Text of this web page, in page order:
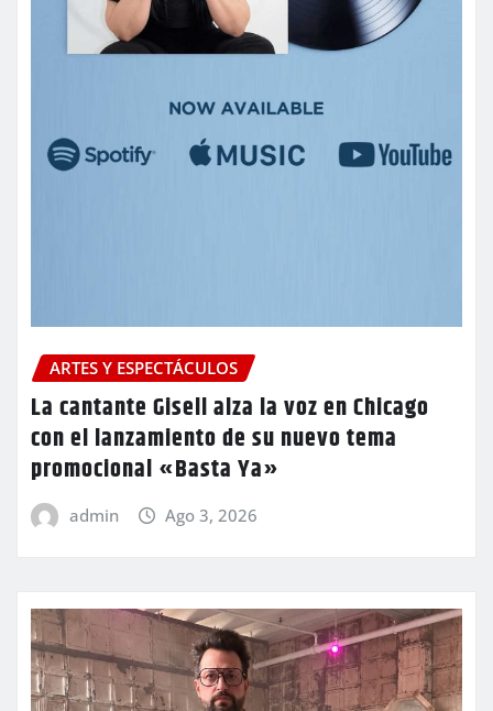
ARTES Y ESPECTÁCULOS
La cantante Gisell alza la voz en Chicago
con el lanzamiento de su nuevo tema
promocional «Basta Ya»
admin Ago 3, 2026